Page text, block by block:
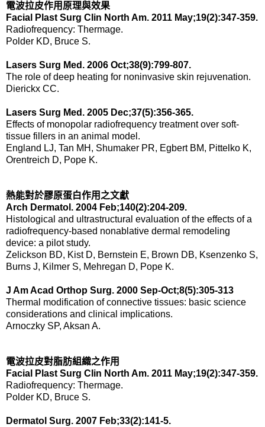
電波拉皮作用原理與效果
Facial Plast Surg Clin North Am. 2011 May;19(2):347-359.
Radiofrequency: Thermage.
Polder KD, Bruce S.
Lasers Surg Med. 2006 Oct;38(9):799-807.
The role of deep heating for noninvasive skin rejuvenation.
Dierickx CC.
Lasers Surg Med. 2005 Dec;37(5):356-365.
Effects of monopolar radiofrequency treatment over soft-
tissue fillers in an animal model.
England LJ, Tan MH, Shumaker PR, Egbert BM, Pittelko K,
Orentreich D, Pope K.
熱能對於膠原蛋白作用之文獻
Arch Dermatol. 2004 Feb;140(2):204-209.
Histological and ultrastructural evaluation of the effects of a
radiofrequency-based nonablative dermal remodeling
device: a pilot study.
Zelickson BD, Kist D, Bernstein E, Brown DB, Ksenzenko S,
Burns J, Kilmer S, Mehregan D, Pope K.
J Am Acad Orthop Surg. 2000 Sep-Oct;8(5):305-313
Thermal modification of connective tissues: basic science
considerations and clinical implications.
Arnoczky SP, Aksan A.
電波拉皮對脂肪組織之作用
Facial Plast Surg Clin North Am. 2011 May;19(2):347-359.
Radiofrequency: Thermage.
Polder KD, Bruce S.
Dermatol Surg. 2007 Feb;33(2):141-5.